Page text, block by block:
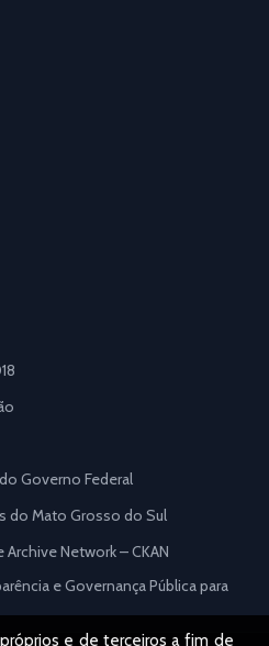
Governo Federal
do Mato Grosso do Sul
Network – CKAN
e Governança Pública para
e de terceiros a fim de